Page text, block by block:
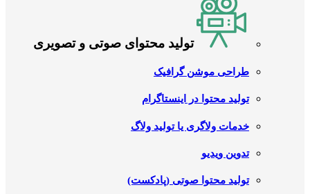
تولید محتوای صوتی و تصویری
طراحی موشن گرافیک
تولید محتوا در اینستاگرام
خدمات ولاگری یا تولید ولاگ
تدوین ویدیو
تولید محتوا صوتی (پادکست)